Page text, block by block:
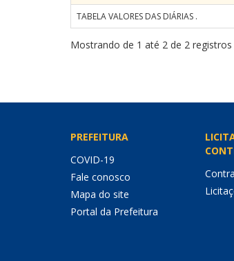
TABELA VALORES DAS DIÁRIAS .
Mostrando de 1 até 2 de 2 registros
PREFEITURA
COVID-19
Fale conosco
Mapa do site
Portal da Prefeitura